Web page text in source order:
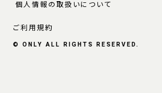
個人情報の取扱いについて
ご利用規約
© ONLY ALL RIGHTS RESERVED.